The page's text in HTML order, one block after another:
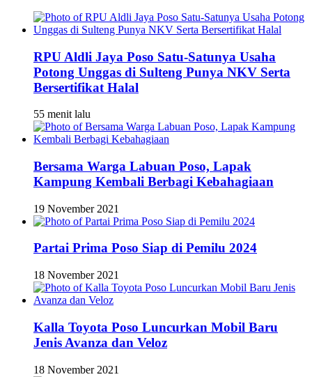
RPU Aldli Jaya Poso Satu-Satunya Usaha
Potong Unggas di Sulteng Punya NKV Serta
Bersertifikat Halal
55 menit lalu
Bersama Warga Labuan Poso, Lapak
Kampung Kembali Berbagi Kebahagiaan
19 November 2021
Partai Prima Poso Siap di Pemilu 2024
18 November 2021
Kalla Toyota Poso Luncurkan Mobil Baru
Jenis Avanza dan Veloz
18 November 2021